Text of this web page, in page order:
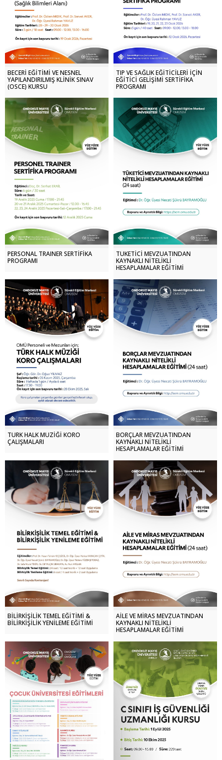
BECERİ EĞİTİMİ VE NESNEL
YAPILANDIRILMIŞ KLİNİK SINAV
(OSCE) KURSU
TIP VE SAĞLIK EĞİTİCİLERİ İÇİN
EĞİTİCİ GELİŞİMİ SERTİFİKA
PROGRAMI
PERSONAL TRAINER SERTİFİKA
PROGRAMI
TÜKETİCİ MEVZUATINDAN
KAYNAKLI NİTELİKLİ
HESAPLAMALAR EĞİTİMİ
TÜRK HALK MÜZİĞİ KORO
ÇALIŞMALARI
BORÇLAR MEVZUATINDAN
KAYNAKLI NİTELİKLİ
HESAPLAMALAR EĞİTİMİ
BİLİRKİŞİLİK TEMEL EĞİTİMİ &
BİLİRKİŞİLİK YENİLEME EĞİTİMİ
AİLE VE MİRAS MEVZUATINDAN
KAYNAKLI NİTELİKLİ
HESAPLAMALAR EĞİTİMİ